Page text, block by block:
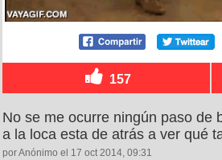
157
No se me ocurre ningún paso de
a la loca esta de atrás a ver qué
por Anónimo el 17 oct 2014, 09:31